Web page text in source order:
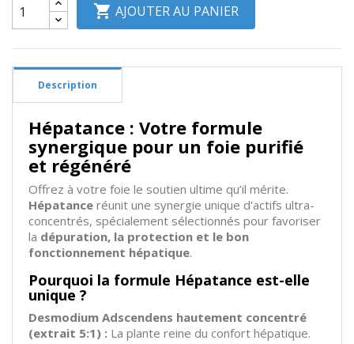
 AJOUTER AU PANIER
Description
Hépatance : Votre formule
synergique pour un foie purifié
et régénéré
Offrez à votre foie le soutien ultime qu’il mérite.
Hépatance réunit une synergie unique d'actifs ultra-
concentrés, spécialement sélectionnés pour favoriser
la dépuration, la protection et le bon
fonctionnement hépatique.
Pourquoi la formule Hépatance est-elle
unique ?
Desmodium Adscendens hautement concentré
(extrait 5:1) : La plante reine du confort hépatique.